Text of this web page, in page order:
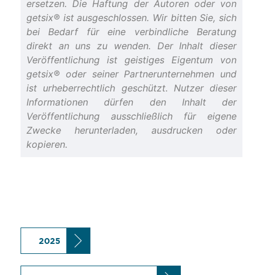
ersetzen. Die Haftung der Autoren oder von
getsix® ist ausgeschlossen. Wir bitten Sie, sich
bei Bedarf für eine verbindliche Beratung
direkt an uns zu wenden. Der Inhalt dieser
Veröffentlichung ist geistiges Eigentum von
getsix® oder seiner Partnerunternehmen und
ist urheberrechtlich geschützt. Nutzer dieser
Informationen dürfen den Inhalt der
Veröffentlichung ausschließlich für eigene
Zwecke herunterladen, ausdrucken oder
kopieren.
2025